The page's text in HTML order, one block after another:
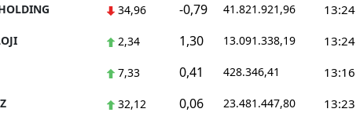
34,96 -0,79 41.821.921,96 13:24
2,34 1,30 13.091.338,19 13:24
7,33 0,41 428.346,41 13:16
32,12 0,06 23.481.447,80 13:23